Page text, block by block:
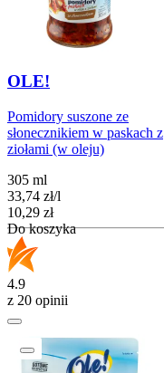
OLE!
Pomidory suszone ze
słonecznikiem w paskach z
ziołami (w oleju)
305 ml
33,74 zł/l
Cena
10,29 zł
Do koszyka
4.9
z 20 opinii